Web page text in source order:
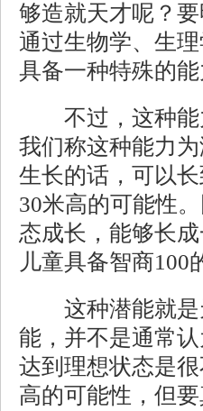
够造就天才呢？
通过生物学、生
具备一种特殊的能
不过，这种能
我们称这种能力
生长的话，可以
30米高的可能性
态成长，能够长
儿童具备智商100
这种潜能就是
能，并不是通常
达到理想状态是
高的可能性，但